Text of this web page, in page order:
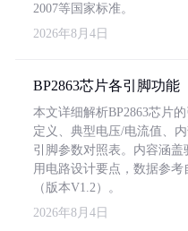
2007等国家标准。
2026年8月4日
BP2863芯片各引脚功能
本文详细解析BP2863芯片
定义、典型电压/电流值、
引脚参数对照表。内容涵
用电路设计要点，数据参
（版本V1.2）。
2026年8月4日